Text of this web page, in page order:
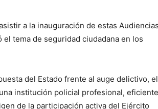
a la inauguración de estas Audiencias
tema de seguridad ciudadana en los
del Estado frente al auge delictivo, el
institución policial profesional, eficiente
de la participación activa del Ejército